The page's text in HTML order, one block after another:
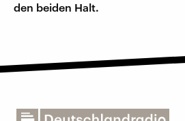
den beiden Halt.